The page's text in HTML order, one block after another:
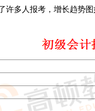
多人报考，增长趋势图